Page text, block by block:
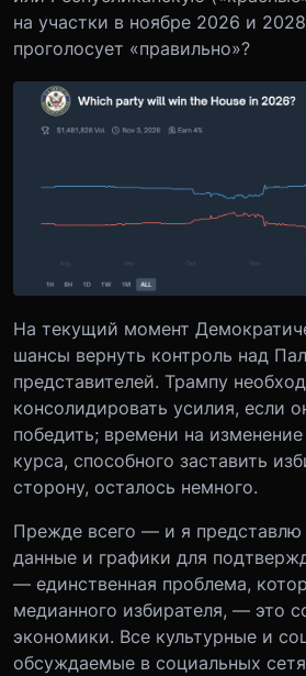
на участки в ноябре 2026 и
проголосует «правильно»?
На текущий момент
шансы вернуть контроль над
представителей. Трампу
консолидировать усилия, если
победить; времени на
курса, способного заставить
сторону, осталось немного.
Прежде всего — и я представлю
данные и графики для
— единственная проблема,
медианного избирателя, — это
экономики. Все культурные и
обсуждаемые в социальных